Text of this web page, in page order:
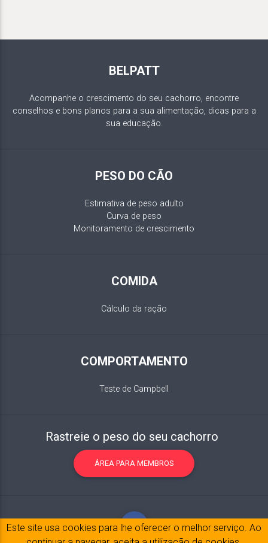
BELPATT
Acompanhe o crescimento do seu cachorro, encontre
conselhos e bons planos para a sua alimentação, dicas para a
sua educação.
PESO DO CÃO
Estimativa de peso adulto
Curva de peso
Monitoramento de crescimento
COMIDA
Cálculo da ração
COMPORTAMENTO
Teste de Campbell
Rastreie o peso do seu cachorro
ÁREA PARA MEMBROS
Este site usa cookies para lhe oferecer o melhor serviço. Ao